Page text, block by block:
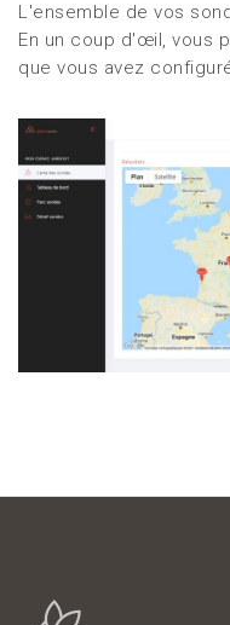
L'ensemble de vos
En un coup d'œil, vous
que vous avez